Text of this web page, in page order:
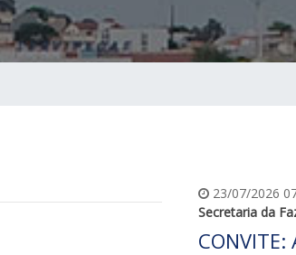
23/07/2026
Secretaria da